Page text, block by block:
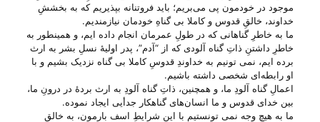
موجود در خودمون پی می‌‌بریم؛ باید فروتنانه بپذیریم که به بخششِ
خداوند، خالقِ قدوس و کاملا بی‌ گناهِ خودمان نیازمندیم.
ما به خاطرِ گناهانی که در طولِ عمرمان انجام داده ایم، و همینطور به
خاطرِ داشتنِ ذاتِ گناه آلودی که از “آدم”، پدر اولیهٔ نسلِ بشر به ارث
برده ایم، نمی تونیم به خداوندِ قدوسِ کاملا بی‌ گناه نزدیک بشیم و با
او رابطه‌ای شخصی داشته باشیم.
اعمالِ گناه آلودِ ما، و همچنین، ذاتِ گناه آلودِ به ارث بردهٔ در درونِ ما،
بین خدای قدوس و ما انسان‌های گناهکار جدأیی ایجاد نموده.
ما به هیچ وجه نمی تونستیم با این شرایطِ اسف بارمون، به خالق